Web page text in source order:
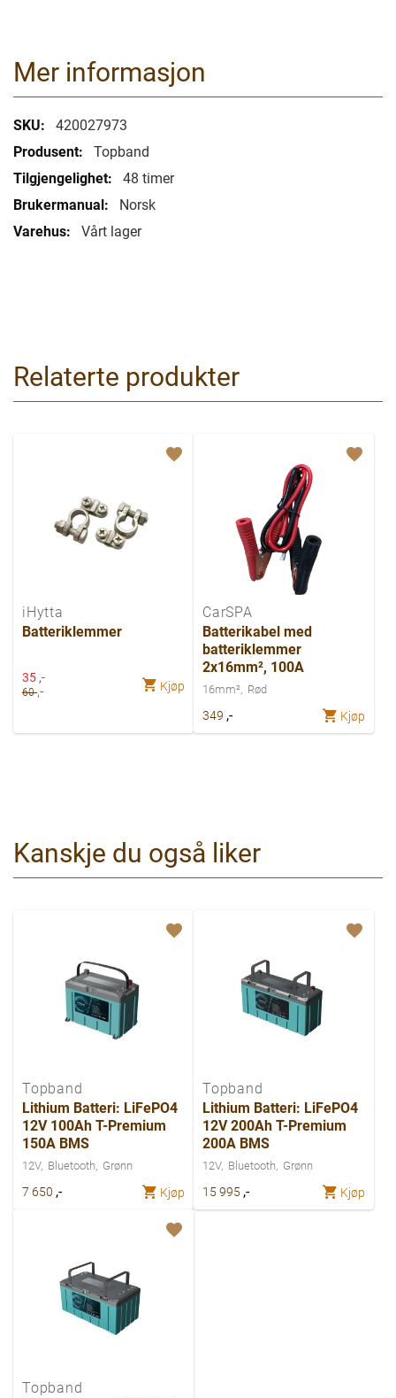
Mer informasjon
Mer
informasjon
420027973
Topband
48 timer
Norsk
Vårt lager
Relaterte produkter
iHytta
Batteriklemmer
Spesialpris
35,-
60,- Kjøp
CarSPA
Batterikabel med
batteriklemmer
2x16mm², 100A
16mm² Rød
349 ,- Kjøp
Kanskje du også liker
Topband
Lithium Batteri: LiFePO4
12V 100Ah T-Premium
150A BMS
12V Bluetooth Grønn
7 650 ,- Kjøp
Topband
Lithium Batteri: LiFePO4
12V 200Ah T-Premium
200A BMS
12V Bluetooth Grønn
15 995 ,- Kjøp
Topband